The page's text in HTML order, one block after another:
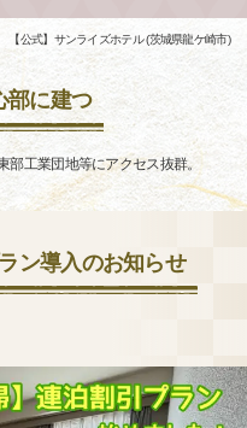
【公式】サンライズホテル (茨城県龍ケ崎市)
部に建つ
部工業団地等にアクセス抜群。
ン導入のお知らせ